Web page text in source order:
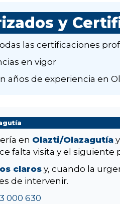
y
las certificaciones
en vigor
años de experiencia en
en Olazti/Olazagutía
falta visita y el siguiente
claros y, cuando la
de intervenir.
000 630